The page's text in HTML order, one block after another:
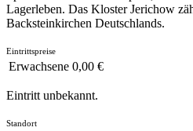
Lagerleben. Das Kloster Jerichow
Backsteinkirchen Deutschlands.
Eintrittspreise
Erwachsene 0,00 €
Eintritt unbekannt.
Standort